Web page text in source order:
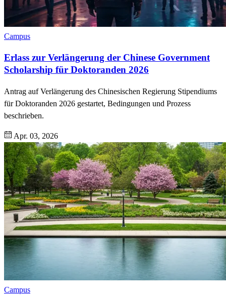
Campus
Erlass zur Verlängerung der Chinese Government
Scholarship für Doktoranden 2026
Antrag auf Verlängerung des Chinesischen Regierung Stipendiums
für Doktoranden 2026 gestartet, Bedingungen und Prozess
beschrieben.
Apr. 03, 2026
Campus